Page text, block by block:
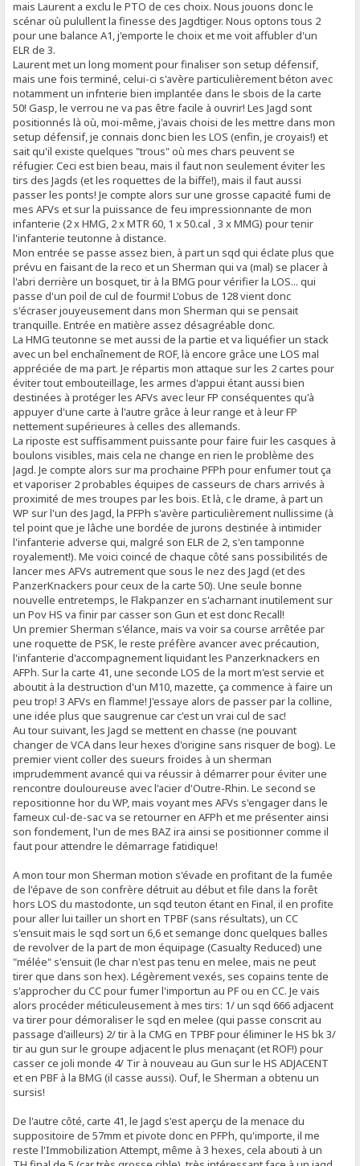
mais Laurent a exclu le PTO de ces choix. Nous jouons donc le
scénar où pulullent la finesse des Jagdtiger. Nous optons tous 2
pour une balance A1, j'emporte le choix et me voit affubler d'un
ELR de 3.
Laurent met un long moment pour finaliser son setup défensif,
mais une fois terminé, celui-ci s'avère particulièrement béton avec
notamment un infnterie bien implantée dans le sbois de la carte
50! Gasp, le verrou ne va pas être facile à ouvrir! Les Jagd sont
positionnés là où, moi-même, j'avais choisi de les mettre dans mon
setup défensif, je connais donc bien les LOS (enfin, je croyais!) et
sait qu'il existe quelques "trous" où mes chars peuvent se
réfugier. Ceci est bien beau, mais il faut non seulement éviter les
tirs des Jagds (et les roquettes de la biffe!), mais il faut aussi
passer les ponts! Je compte alors sur une grosse capacité fumi de
mes AFVs et sur la puissance de feu impressionnante de mon
infanterie (2 x HMG, 2 x MTR 60, 1 x 50.cal , 3 x MMG) pour tenir
l'infanterie teutonne à distance.
Mon entrée se passe assez bien, à part un sqd qui éclate plus que
prévu en faisant de la reco et un Sherman qui va (mal) se placer à
l'abri derrière un bosquet, tir à la BMG pour vérifier la LOS... qui
passe d'un poil de cul de fourmi! L'obus de 128 vient donc
s'écraser jouyeusement dans mon Sherman qui se pensait
tranquille. Entrée en matière assez désagréable donc.
La HMG teutonne se met aussi de la partie et va liquéfier un stack
avec un bel enchaînement de ROF, là encore grâce une LOS mal
appréciée de ma part. Je répartis mon attaque sur les 2 cartes pour
éviter tout embouteillage, les armes d'appui étant aussi bien
destinées à protéger les AFVs avec leur FP conséquentes qu'à
appuyer d'une carte à l'autre grâce à leur range et à leur FP
nettement supérieures à celles des allemands.
La riposte est suffisamment puissante pour faire fuir les casques à
boulons visibles, mais cela ne change en rien le problème des
Jagd. Je compte alors sur ma prochaine PFPh pour enfumer tout ça
et vaporiser 2 probables équipes de casseurs de chars arrivés à
proximité de mes troupes par les bois. Et là, c le drame, à part un
WP sur l'un des Jagd, la PFPh s'avère particulièrement nullissime (à
tel point que je lâche une bordée de jurons destinée à intimider
l'infanterie adverse qui, malgré son ELR de 2, s'en tamponne
royalement!). Me voici coincé de chaque côté sans possibilités de
lancer mes AFVs autrement que sous le nez des Jagd (et des
PanzerKnackers pour ceux de la carte 50). Une seule bonne
nouvelle entretemps, le Flakpanzer en s'acharnant inutilement sur
un Pov HS va finir par casser son Gun et est donc Recall!
Un premier Sherman s'élance, mais va voir sa course arrêtée par
une roquette de PSK, le reste préfère avancer avec précaution,
l'infanterie d'accompagnement liquidant les Panzerknackers en
AFPh. Sur la carte 41, une seconde LOS de la mort m'est servie et
aboutit à la destruction d'un M10, mazette, ça commence à faire un
peu trop! 3 AFVs en flamme! J'essaye alors de passer par la colline,
une idée plus que saugrenue car c'est un vrai cul de sac!
Au tour suivant, les Jagd se mettent en chasse (ne pouvant
changer de VCA dans leur hexes d'origine sans risquer de bog). Le
premier vient coller des sueurs froides à un sherman
imprudemment avancé qui va réussir à démarrer pour éviter une
rencontre douloureuse avec l'acier d'Outre-Rhin. Le second se
repositionne hor du WP, mais voyant mes AFVs s'engager dans le
fameux cul-de-sac va se retourner en AFPh et me présenter ainsi
son fondement, l'un de mes BAZ ira ainsi se positionner comme il
faut pour attendre le démarrage fatidique!
A mon tour mon Sherman motion s'évade en profitant de la fumée
de l'épave de son confrère détruit au début et file dans la forêt
hors LOS du mastodonte, un sqd teuton étant en Final, il en profite
pour aller lui tailler un short en TPBF (sans résultats), un CC
s'ensuit mais le sqd sort un 6,6 et semange donc quelques balles
de revolver de la part de mon équipage (Casualty Reduced) une
"mélée" s'ensuit (le char n'est pas tenu en melee, mais ne peut
tirer que dans son hex). Légèrement vexés, ses copains tente de
s'approcher du CC pour fumer l'importun au PF ou en CC. Je vais
alors procéder méticuleusement à mes tirs: 1/ un sqd 666 adjacent
va tirer pour démoraliser le sqd en melee (qui passe conscrit au
passage d'ailleurs) 2/ tir à la CMG en TPBF pour éliminer le HS bk 3/
tir au gun sur le groupe adjacent le plus menaçant (et ROF!) pour
casser ce joli monde 4/ Tir à nouveau au Gun sur le HS ADJACENT
et en PBF à la BMG (il casse aussi). Ouf, le Sherman a obtenu un
sursis!
De l'autre côté, carte 41, le Jagd s'est aperçu de la menace du
suppositoire de 57mm et pivote donc en PFPh, qu'importe, il me
reste l'Immobilization Attempt, même à 3 hexes, cela abouti à un